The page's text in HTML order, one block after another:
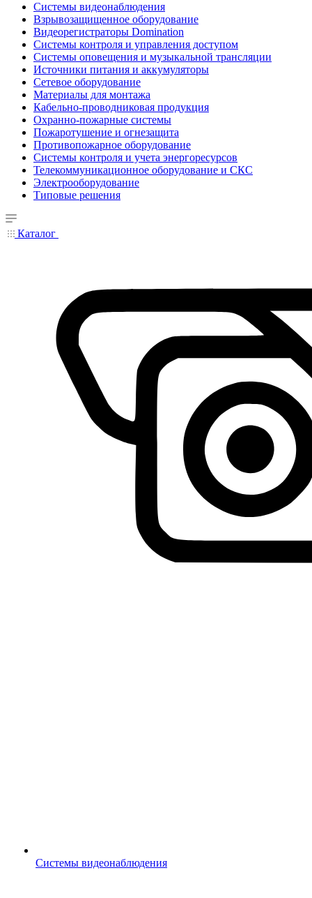
Системы видеонаблюдения
Взрывозащищенное оборудование
Видеорегистраторы Domination
Системы контроля и управления доступом
Системы оповещения и музыкальной трансляции
Источники питания и аккумуляторы
Сетевое оборудование
Материалы для монтажа
Кабельно-проводниковая продукция
Охранно-пожарные системы
Пожаротушение и огнезащита
Противопожарное оборудование
Системы контроля и учета энергоресурсов
Телекоммуникационное оборудование и СКС
Электрооборудование
Типовые решения
Каталог
Системы видеонаблюдения